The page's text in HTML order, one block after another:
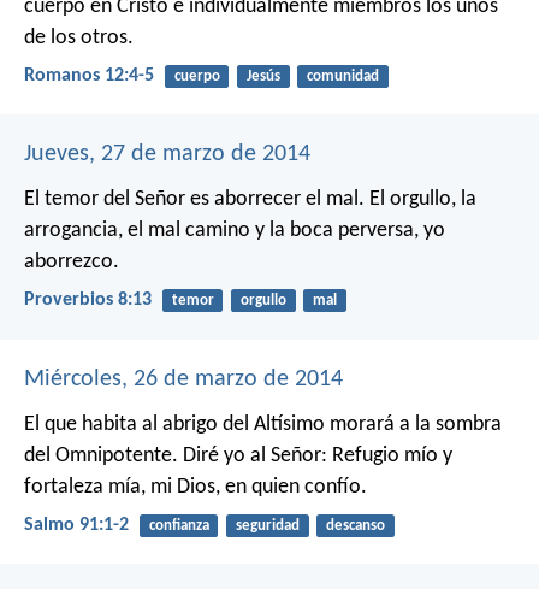
cuerpo en Cristo e individualmente miembros los unos
de los otros.
Romanos 12:4-5 cuerpo Jesús comunidad
Jueves, 27 de marzo de 2014
El temor del Señor es aborrecer el mal. El orgullo, la
arrogancia, el mal camino y la boca perversa, yo
aborrezco.
Proverbios 8:13 temor orgullo mal
Miércoles, 26 de marzo de 2014
El que habita al abrigo del Altísimo morará a la sombra
del Omnipotente. Diré yo al Señor: Refugio mío y
fortaleza mía, mi Dios, en quien confío.
Salmo 91:1-2 confianza seguridad descanso